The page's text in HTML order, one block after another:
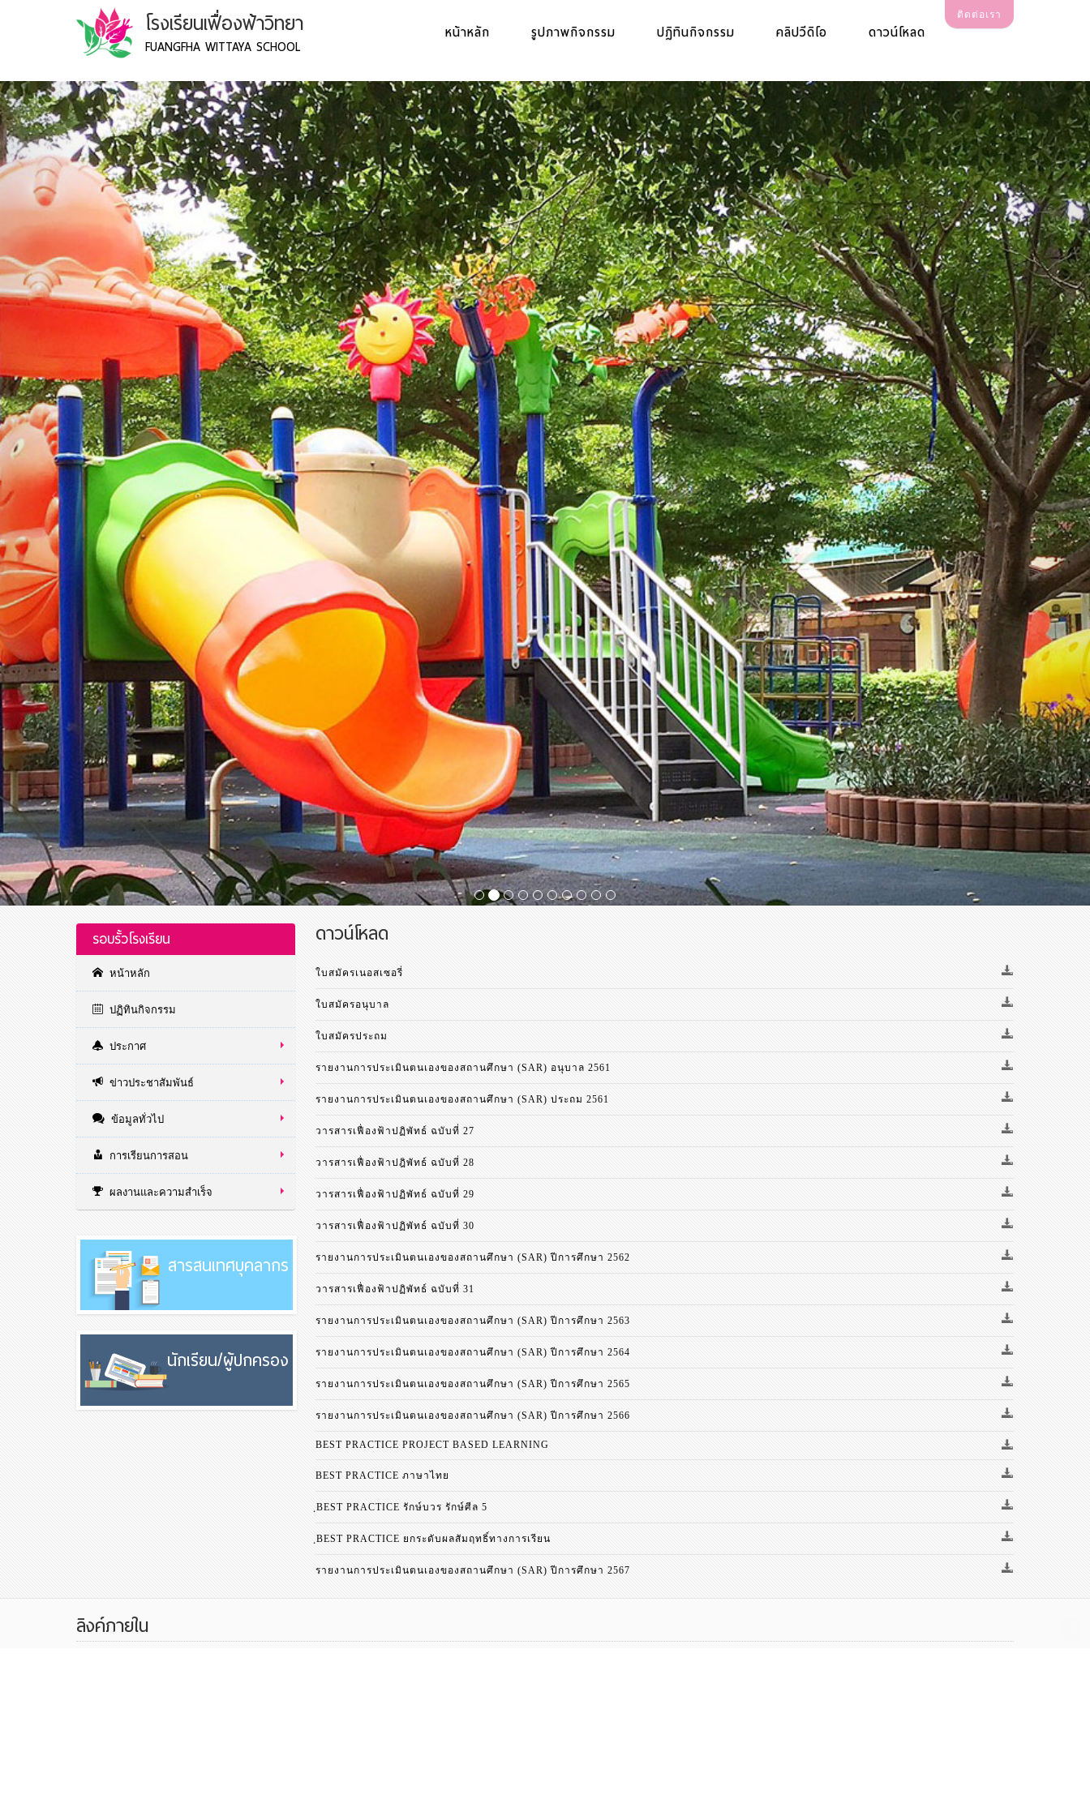
โรงเรียนเฟื่องฟ้าวิทยา
FUANGFHA WITTAYA SCHOOL
ติดต่อเรา
หน้าหลัก รูปภาพกิจกรรม ปฏิทินกิจกรรม คลิปวีดิโอ ดาวน์โหลด
รอบรั้วโรงเรียน
หน้าหลัก
ปฏิทินกิจกรรม
ประกาศ
ข่าวประชาสัมพันธ์
ข้อมูลทั่วไป
การเรียนการสอน
ผลงานและความสำเร็จ
สารสนเทศบุคลากร
นักเรียน/ผู้ปกครอง
ดาวน์โหลด
ใบสมัครเนอสเซอรี่
ใบสมัครอนุบาล
ใบสมัครประถม
รายงานการประเมินตนเองของสถานศึกษา (SAR) อนุบาล 2561
รายงานการประเมินตนเองของสถานศึกษา (SAR) ประถม 2561
วารสารเฟื่องฟ้าปฏิพัทธ์ ฉบับที่ 27
วารสารเฟื่องฟ้าปฎิพัทธ์ ฉบับที่ 28
วารสารเฟื่องฟ้าปฏิพัทธ์ ฉบับที่ 29
วารสารเฟื่องฟ้าปฏิพัทธ์ ฉบับที่ 30
รายงานการประเมินตนเองของสถานศึกษา (SAR) ปีการศึกษา 2562
วารสารเฟื่องฟ้าปฏิพัทธ์ ฉบับที่ 31
รายงานการประเมินตนเองของสถานศึกษา (SAR) ปีการศึกษา 2563
รายงานการประเมินตนเองของสถานศึกษา (SAR) ปีการศึกษา 2564
รายงานการประเมินตนเองของสถานศึกษา (SAR) ปีการศึกษา 2565
รายงานการประเมินตนเองของสถานศึกษา (SAR) ปีการศึกษา 2566
BEST PRACTICE PROJECT BASED LEARNING
BEST PRACTICE ภาษาไทย
ฺBEST PRACTICE รักษ์บวร รักษ์ศีล 5
ฺBEST PRACTICE ยกระดับผลสัมฤทธิ์ทางการเรียน
รายงานการประเมินตนเองของสถานศึกษา (SAR) ปีการศึกษา 2567
ลิงค์ภายใน